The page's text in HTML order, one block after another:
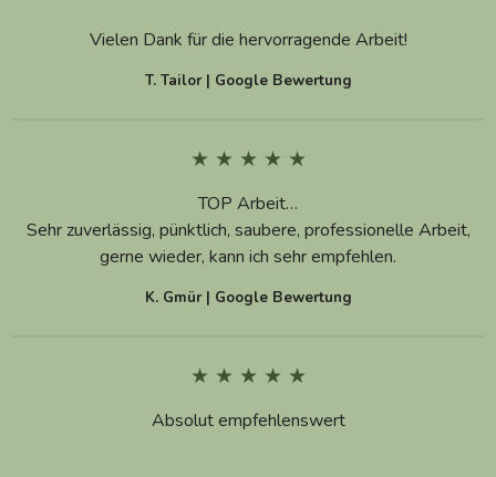
Vielen Dank für die hervorragende Arbeit!
T. Tailor | Google Bewertung
★ ★ ★ ★ ★
TOP Arbeit…
Sehr zuverlässig, pünktlich, saubere, professionelle Arbeit,
gerne wieder, kann ich sehr empfehlen.
K. Gmür | Google Bewertung
★ ★ ★ ★ ★
Absolut empfehlenswert